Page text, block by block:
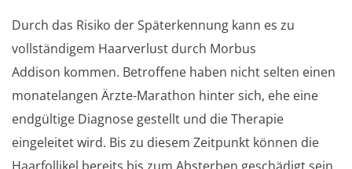
Durch das Risiko der Späterkennung kann es zu
vollständigem Haarverlust durch Morbus
Addison kommen. Betroffene haben nicht selten einen
monatelangen Ärzte-Marathon hinter sich, ehe eine
endgültige Diagnose gestellt und die Therapie
eingeleitet wird. Bis zu diesem Zeitpunkt können die